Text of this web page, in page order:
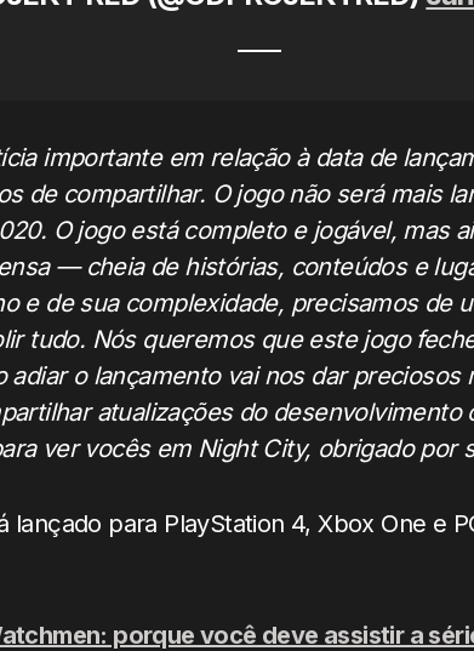
importante em relação à data de
de compartilhar. O jogo não será mais
O jogo está completo e jogável, mas
— cheia de histórias, conteúdos e
e de sua complexidade, precisamos de
tudo. Nós queremos que este jogo
adiar o lançamento vai nos dar preciosos
atualizações do desenvolvimento
ver vocês em Night City, obrigado por
lançado para PlayStation 4, Xbox One e
porque você deve assistir a